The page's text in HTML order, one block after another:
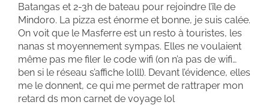
Batangas et 2-3h de bateau pour rejoindre l’île de
Mindoro. La pizza est énorme et bonne, je suis calée.
On voit que le Masferre est un resto à touristes, les
nanas st moyennement sympas. Elles ne voulaient
même pas me filer le code wifi (on n’a pas de wifi…
ben si le réseau s’affiche lolll). Devant l’évidence, elles
me le donnent, ce qui me permet de rattraper mon
retard ds mon carnet de voyage lol